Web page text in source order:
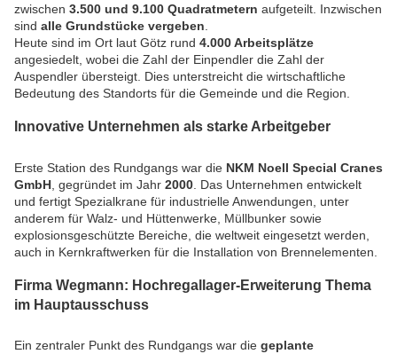
zwischen 3.500 und 9.100 Quadratmetern aufgeteilt. Inzwischen
sind alle Grundstücke vergeben
Heute sind im Ort laut Götz rund 4.000 Arbeitsplätze
angesiedelt, wobei die Zahl der Einpendler die Zahl der
Auspendler übersteigt. Dies unterstreicht die wirtschaftliche
Bedeutung des Standorts für die Gemeinde und die Region.
Innovative Unternehmen als starke Arbeitgeber
Erste Station des Rundgangs war die NKM Noell Special Cranes
GmbH , gegründet im Jahr 2000 . Das Unternehmen entwickelt
und fertigt Spezialkrane für industrielle Anwendungen, unter
anderem für Walz- und Hüttenwerke, Müllbunker sowie
explosionsgeschützte Bereiche, die weltweit eingesetzt werden,
auch in Kernkraftwerken für die Installation von Brennelementen.
Firma Wegmann: Hochregallager-Erweiterung Thema
im Hauptausschuss
Ein zentraler Punkt des Rundgangs war die geplante